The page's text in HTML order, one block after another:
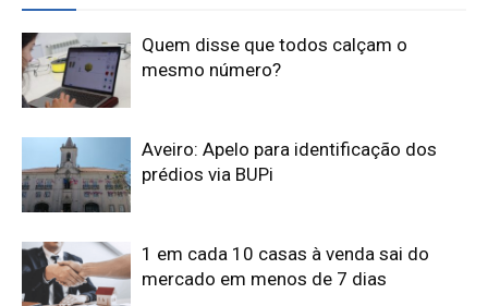
Quem disse que todos calçam o
mesmo número?
Aveiro: Apelo para identificação dos
prédios via BUPi
1 em cada 10 casas à venda sai do
mercado em menos de 7 dias